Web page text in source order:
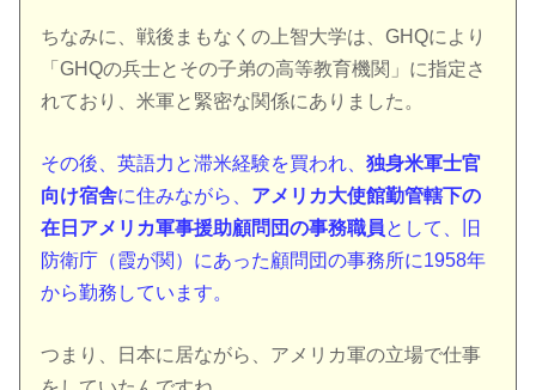
ちなみに、戦後まもなくの上智大学は、GHQにより
「GHQの兵士とその子弟の高等教育機関」に指定さ
れており、米軍と緊密な関係にありました。
その後、英語力と滞米経験を買われ、独身米軍士官
向け宿舎に住みながら、 アメリカ大使館勤管轄下の
在日アメリカ軍事援助顧問団の事務職員として、旧
防衛庁（霞が関）にあった顧問団の事務所に1958年
から勤務しています。
つまり、日本に居ながら、アメリカ軍の立場で仕事